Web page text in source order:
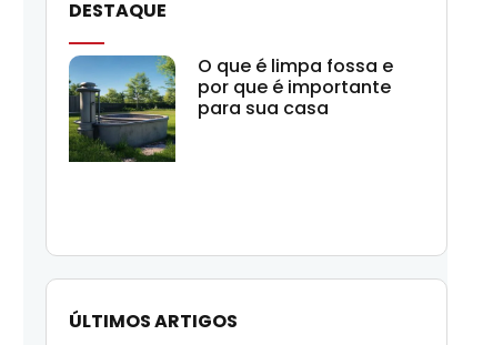
DESTAQUE
O que é limpa fossa e
por que é importante
para sua casa
ÚLTIMOS ARTIGOS